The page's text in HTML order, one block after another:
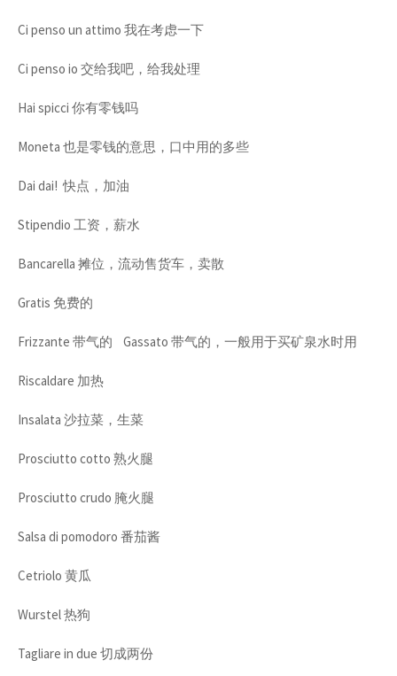
Ci penso un attimo 我在考虑一下
Ci penso io 交给我吧，给我处理
Hai spicci 你有零钱吗
Moneta 也是零钱的意思，口中用的多些
Dai dai! 快点，加油
Stipendio 工资，薪水
Bancarella 摊位，流动售货车，卖散
Gratis 免费的
Frizzante 带气的 Gassato 带气的，一般用于买矿泉水时用
Riscaldare 加热
Insalata 沙拉菜，生菜
Prosciutto cotto 熟火腿
Prosciutto crudo 腌火腿
Salsa di pomodoro 番茄酱
Cetriolo 黄瓜
Wurstel 热狗
Tagliare in due 切成两份